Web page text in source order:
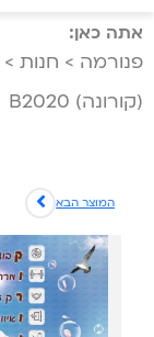
אתה כאן:
פנורמה > חנות >
(קורונה) B2020
המוצר הבא